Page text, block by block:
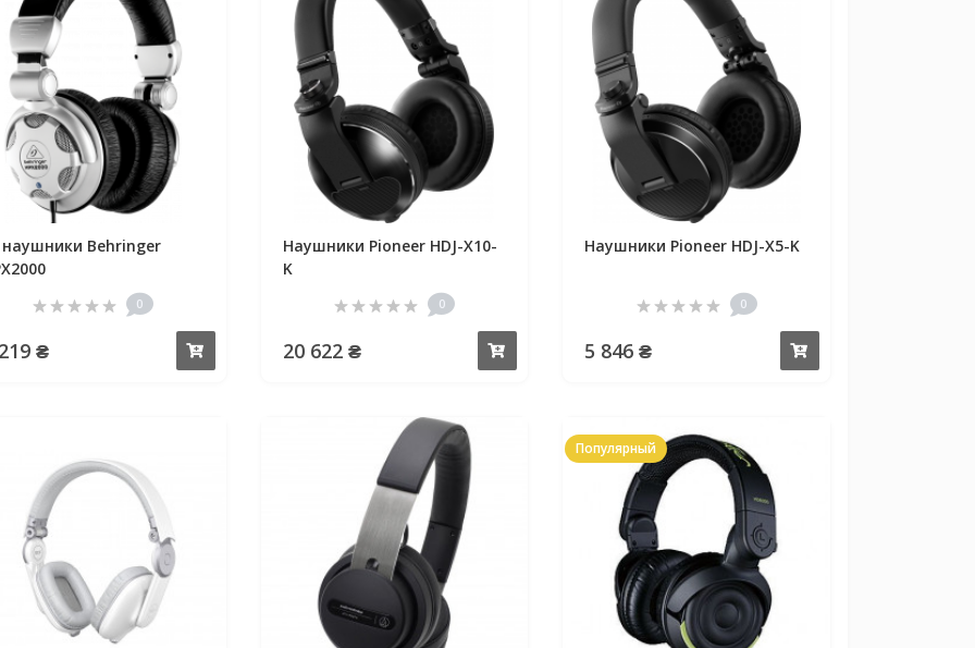
наушники Behringer
0
₴
Наушники Pioneer HDJ-X10-
K
0
20 622 ₴
Наушники Pioneer HDJ-X5-K
0
5 846 ₴
Популярный